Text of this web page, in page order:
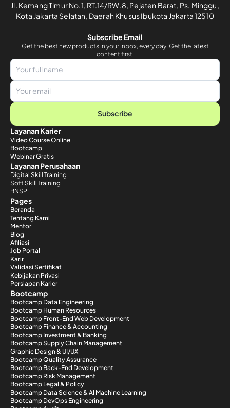
Jl. Kemang Timur No.1, RT.14/RW.8, Pejaten Barat, Ps. Minggu,
Kota Jakarta Selatan, Daerah Khusus Ibukota Jakarta 12510
Subscribe Email
Get the best new products in your inbox, every day. Get the latest
content first.
Subscribe
Layanan Karier
Video Course Online
Bootcamp
Webinar Gratis
Layanan Perusahaan
Digital Skill Training
Soft Skill Training
BNSP
Pages
Beranda
Tentang Kami
Mentor
Blog
Afiliasi
Job Portal
Karir
Validasi Sertifikat
Kebijakan Privasi
Persiapan Karier
Bootcamp
Bootcamp Data Engineering
Bootcamp Human Resources
Bootcamp Front-End Web Development
Bootcamp Finance & Accounting
Bootcamp Investment & Banking
Bootcamp Supply Chain Management
Graphic Design & UI/UX
Bootcamp Quality Assurance
Bootcamp Back-End Development
Bootcamp Risk Management
Bootcamp Legal & Policy
Bootcamp Data Science & AI Machine Learning
Bootcamp DevOps Engineering